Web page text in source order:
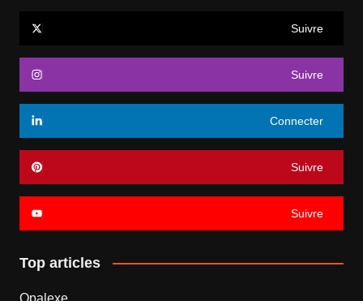
Suivre
Suivre
Connecter
Suivre
Suivre
Top articles
Opalexe